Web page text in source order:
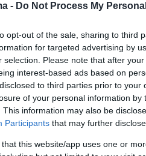
- Do Not Process My
opt-out of the sale, sharing to third
for targeted advertising by
selection. Please note that after
interest-based ads based on
to third parties prior to
of your personal information by
This information may also be
Participants that may further
that this website/app uses one or
έλεγχοι στην
υπό τον φόβο
τη
θα ανοίξει νέος
τιμές των καυσίμων - Τι θα
στα καύσιμα που λήγει